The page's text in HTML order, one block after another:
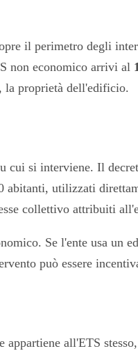
il perimetro degli
non economico arrivi al
la proprietà dell'edificio.
cui si interviene. Il
utilizzati
collettivo attribuiti
Se l'ente usa
può essere
appartiene all'ETS